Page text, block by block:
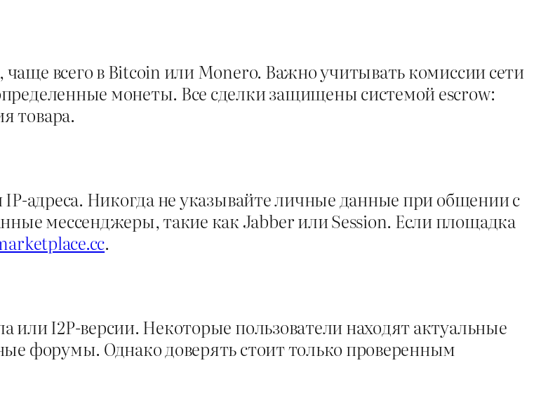
всего в Bitcoin или Monero. Важно учитывать комиссии сети
монеты. Все сделки защищены системой escrow:
товара.
IP-адреса. Никогда не указывайте личные данные при общении с
мессенджеры, такие как Jabber или Session. Если площадка
.
или I2P-версии. Некоторые пользователи находят актуальные
форумы. Однако доверять стоит только проверенным